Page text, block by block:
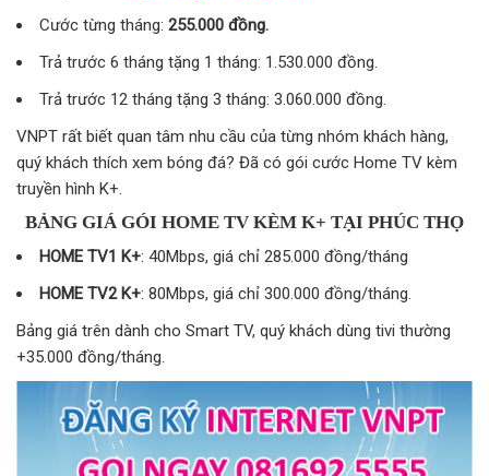
Cước từng tháng: 255.000 đồng.
Trả trước 6 tháng tặng 1 tháng: 1.530.000 đồng.
Trả trước 12 tháng tặng 3 tháng: 3.060.000 đồng.
VNPT rất biết quan tâm nhu cầu của từng nhóm khách hàng,
quý khách thích xem bóng đá? Đã có gói cước Home TV kèm
truyền hình K+.
BẢNG GIÁ GÓI HOME TV KÈM K+ TẠI PHÚC THỌ
HOME TV1 K+: 40Mbps, giá chỉ 285.000 đồng/tháng
HOME TV2 K+: 80Mbps, giá chỉ 300.000 đồng/tháng.
Bảng giá trên dành cho Smart TV, quý khách dùng tivi thường
+35.000 đồng/tháng.